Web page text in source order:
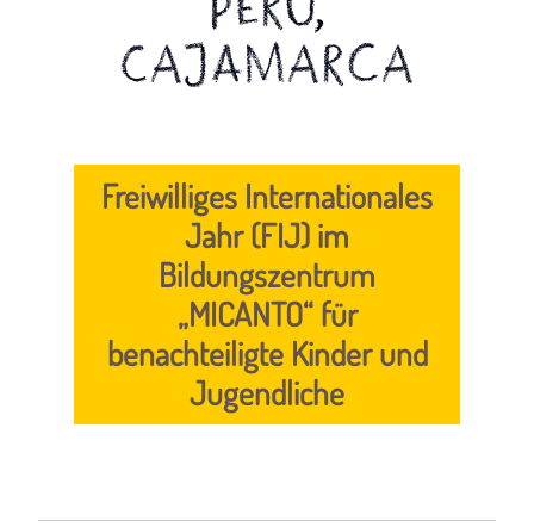
Cajamarca
Freiwilliges Internationales
Jahr (FIJ) im
Bildungszentrum
„MICANTO“ für
benachteiligte Kinder und
Jugendliche